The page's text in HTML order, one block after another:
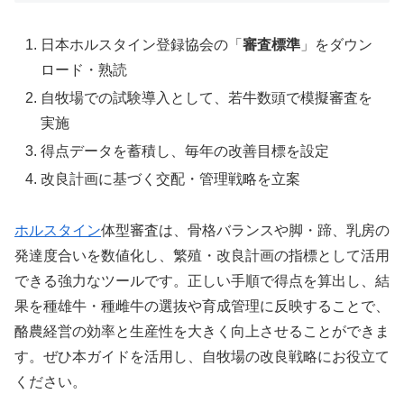
日本ホルスタイン登録協会の「審査標準 」をダウン
ロード・熟読
自牧場での試験導入として、若牛数頭で模擬審査を
実施
得点データを蓄積し、毎年の改善目標を設定
改良計画に基づく交配・管理戦略を立案
ホルスタイン体型審査は、骨格バランスや脚・蹄、乳房の
発達度合いを数値化し、繁殖・改良計画の指標として活用
できる強力なツールです。正しい手順で得点を算出し、結
果を種雄牛・種雌牛の選抜や育成管理に反映することで、
酪農経営の効率と生産性を大きく向上させることができま
す。ぜひ本ガイドを活用し、自牧場の改良戦略にお役立て
ください。